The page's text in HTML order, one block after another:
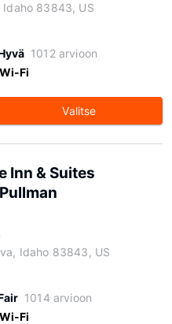
Idaho 83843, US
1012 arvioon
Fi
Valitse
Inn & Suites
Idaho 83843, US
1014 arvioon
Fi